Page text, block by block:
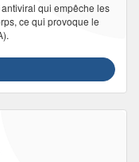
qui empêche les
ce qui provoque le